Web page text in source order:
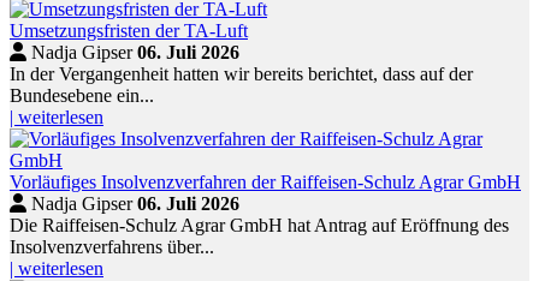
Umsetzungsfristen der TA-Luft
Nadja Gipser 06. Juli 2026
In der Vergangenheit hatten wir bereits berichtet, dass auf der
Bundesebene ein...
| weiterlesen
Vorläufiges Insolvenzverfahren der Raiffeisen-Schulz Agrar GmbH
Nadja Gipser 06. Juli 2026
Die Raiffeisen-Schulz Agrar GmbH hat Antrag auf Eröffnung des
Insolvenzverfahrens über...
| weiterlesen